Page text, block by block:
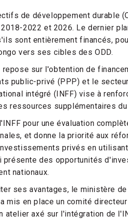
de développement durable
2022 et 2026. Le dernier
sont entièrement financés,
vers ses cibles des ODD.
sur l'obtention de
public-privé (PPP) et le
intégré (INFF) vise à
ressources supplémentaires
pour une évaluation
et donne la priorité aux
privés en
présente des opportunités
nationaux.
ses avantages, le ministère
mis en place un comité
atelier axé sur l'intégration de